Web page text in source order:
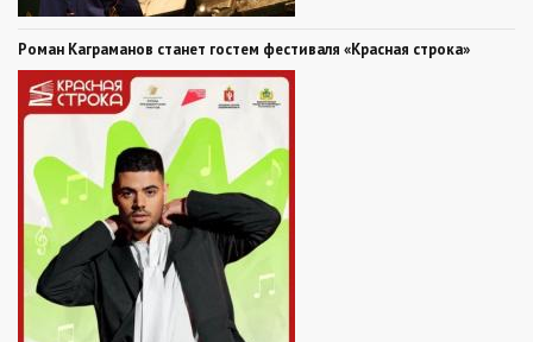
Роман Каграманов станет гостем фестиваля «Красная строка»